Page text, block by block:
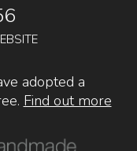
adopted a
Find out more